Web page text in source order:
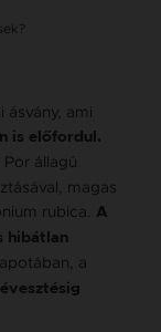
ami
is előfordul.
Por állagú
magas
rubica. A
hibátlan
a